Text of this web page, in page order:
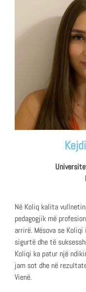
Në Koliq kalita
pedagogjik më
arrirë. Mësova se
sigurtë dhe të
Koliqi ka patur një
jam sot dhe në
Vienë.